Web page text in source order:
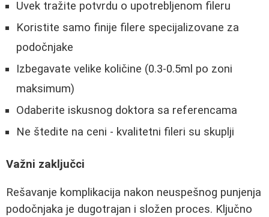
Uvek tražite potvrdu o upotrebljenom fileru
Koristite samo finije filere specijalizovane za
podočnjake
Izbegavate velike količine (0.3-0.5ml po zoni
maksimum)
Odaberite iskusnog doktora sa referencama
Ne štedite na ceni - kvalitetni fileri su skuplji
Važni zaključci
Rešavanje komplikacija nakon neuspešnog punjenja
podočnjaka je dugotrajan i složen proces. Ključno